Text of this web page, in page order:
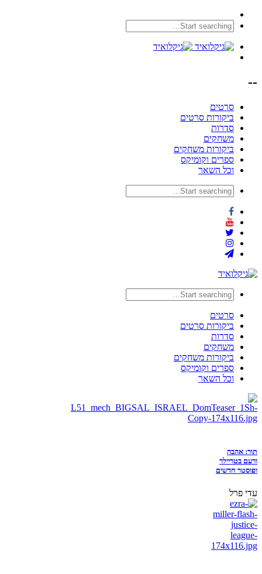
--
סרטים
ביקורות סרטים
סדרות
משחקים
ביקורות משחקים
ספרים וקומיקס
וכל השאר
סרטים
ביקורות סרטים
סדרות
משחקים
ביקורות משחקים
ספרים וקומיקס
וכל השאר
תור: אהבה
ורעם בטריילר
ופוסטר חדשים
עדי פרל